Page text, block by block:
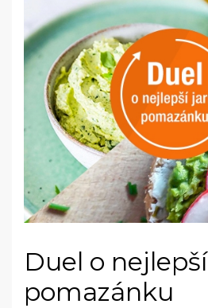
Duel o
pomazánku